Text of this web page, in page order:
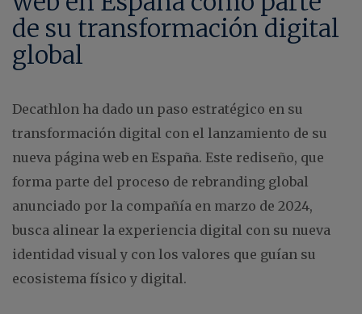
de su transformación digital
global
Decathlon ha dado un paso estratégico en su
transformación digital con el lanzamiento de su
nueva página web en España. Este rediseño, que
forma parte del proceso de rebranding global
anunciado por la compañía en marzo de 2024,
busca alinear la experiencia digital con su nueva
identidad visual y con los valores que guían su
ecosistema físico y digital.